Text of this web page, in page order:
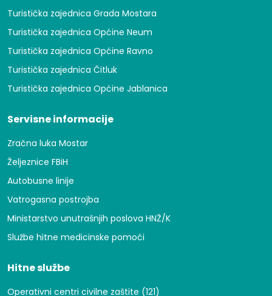
Turistička zajednica Grada Mostara
Turistička zajednica Općine Neum
Turistička zajednica Općine Ravno
Turistička zajednica Čitluk
Turistička zajednica Općine Jablanica
Servisne informacije
Zračna luka Mostar
Željeznice FBiH
Autobusne linije
Vatrogasna postrojba
Ministarstvo unutrašnjih poslova HNŽ/K
Službe hitne medicinske pomoći
Hitne službe
Operativni centri civilne zaštite (121)